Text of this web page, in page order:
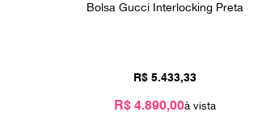
Bolsa Gucci Interlocking Preta
R$ 5.433,33
R$ 4.890,00